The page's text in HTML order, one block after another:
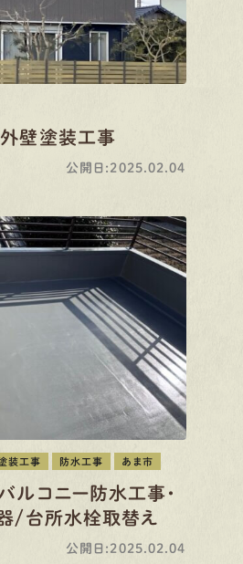
壁塗装工事
公開日:2025.02.04
装工事 防水工事 あま市
コニー防水工事・
/台所水栓取替え
公開日:2025.02.04